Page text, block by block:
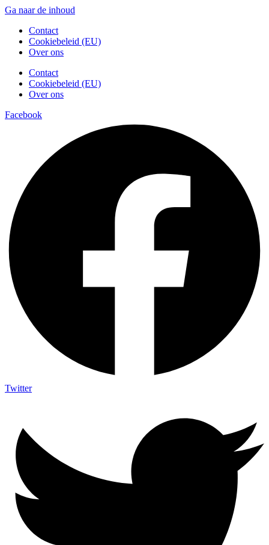
Ga naar de inhoud
Contact
Cookiebeleid (EU)
Over ons
Contact
Cookiebeleid (EU)
Over ons
Facebook
Twitter